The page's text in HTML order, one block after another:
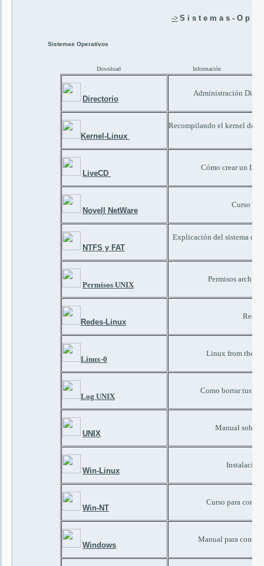
-> S i s t e m a s - O p e
Sistemas Operativos
Download Información
Directorio
Administración
Kernel-Linux
Recompilando el kernel de
LiveCD
Cómo crear un
Novell NetWare
Curso de
NTFS y FAT
Explicación del sistema de
Permisos UNIX
Permisos
Redes-Linux
Linux-0
Linux from the
Log UNIX
Como borrar tus
UNIX
Manual sobre
Win-Linux
Win-NT
Curso para
Windows
Manual para